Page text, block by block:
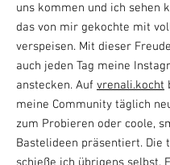
uns kommen und ich sehen
das von mir gekochte mit
verspeisen. Mit dieser
auch jeden Tag meine
anstecken. Auf vrenali.kocht
meine Community täglich
zum Probieren oder coole,
Bastelideen präsentiert. Die